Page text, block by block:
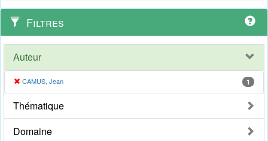
Filtres
Auteur
CAMUS, Jean 1
Thématique
Domaine